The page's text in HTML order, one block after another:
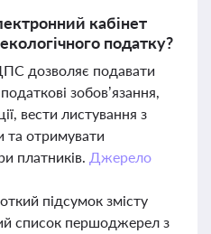
кабінет
податку?
дозволяє подавати
зобов’язання,
вести листування з
та отримувати
платників. Джерело
підсумок змісту
список першоджерел з